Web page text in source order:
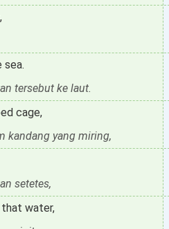
tersebut ke laut.
cage,
kandang yang miring,
setetes,
water,